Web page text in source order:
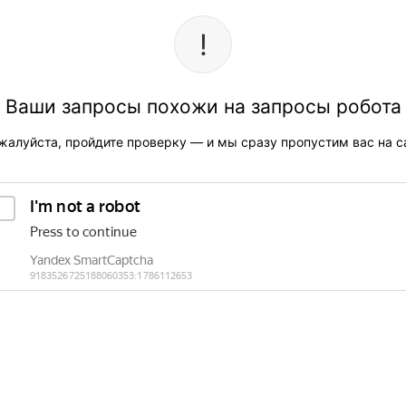
Ваши запросы похожи на запросы робота
пройдите проверку — и мы сразу пропустим вас на